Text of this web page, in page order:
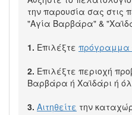
την παρουσία σας στις
"Αγία Βαρβάρα" &
1. Επιλέξτε πρόγραμμα
2. Επιλέξτε περιοχή
Βαρβάρα ή Χαϊδάρι ή
3. Αιτηθείτε την